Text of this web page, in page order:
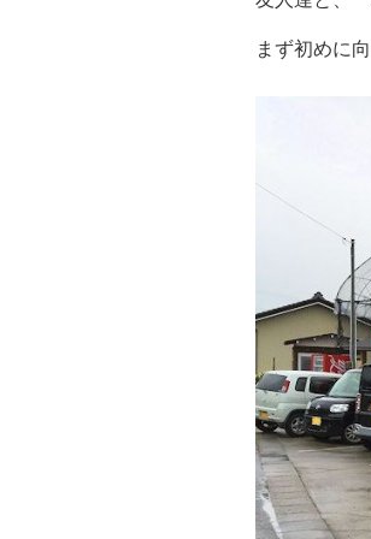
まず初めに